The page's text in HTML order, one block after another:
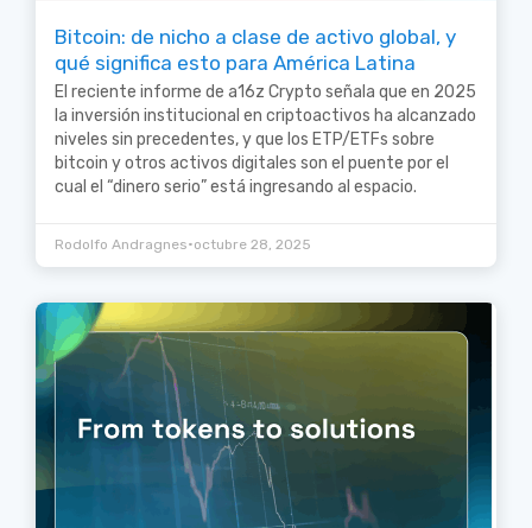
Bitcoin: de nicho a clase de activo global, y
qué significa esto para América Latina
El reciente informe de a16z Crypto señala que en 2025
la inversión institucional en criptoactivos ha alcanzado
niveles sin precedentes, y que los ETP/ETFs sobre
bitcoin y otros activos digitales son el puente por el
cual el “dinero serio” está ingresando al espacio.
Rodolfo Andragnes•octubre 28, 2025